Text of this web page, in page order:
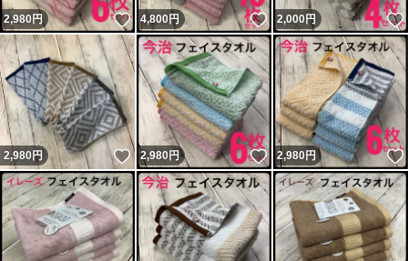
2,980円 いいね！
4,800円 いいね！
2,000円
2,980円 いいね！
2,980円 いいね！
2,980円